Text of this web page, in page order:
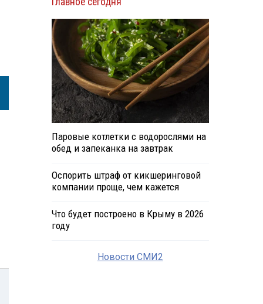
Паровые котлетки с водорослями на
обед и запеканка на завтрак
Оспорить штраф от кикшеринговой
компании проще, чем кажется
Что будет построено в Крыму в 2026
году
Новости СМИ2